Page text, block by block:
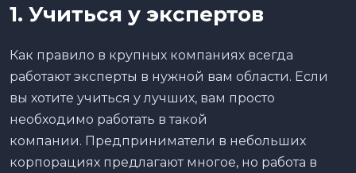
1. Учиться у экспертов
Как правило в крупных компаниях всегда
работают эксперты в нужной вам области. Если
вы хотите учиться у лучших, вам просто
необходимо работать в такой
компании. Предприниматели в небольших
корпорациях предлагают многое, но работа в